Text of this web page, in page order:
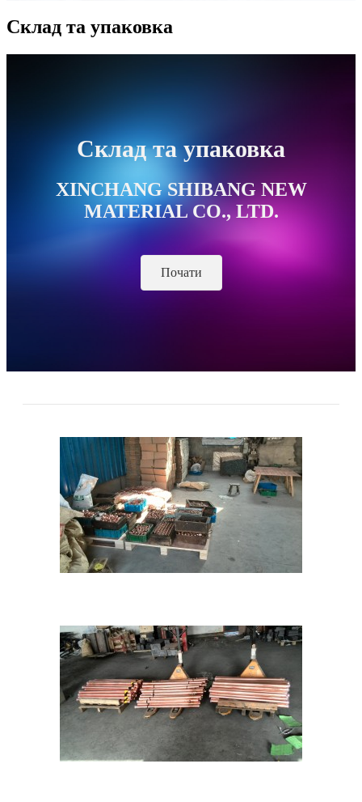
Склад та упаковка
Склад та упаковка
XINCHANG SHIBANG NEW
MATERIAL CO., LTD.
Почати